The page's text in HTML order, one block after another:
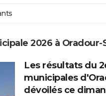
2026 à Oradour-
Les résultats du
municipales
dévoilés ce